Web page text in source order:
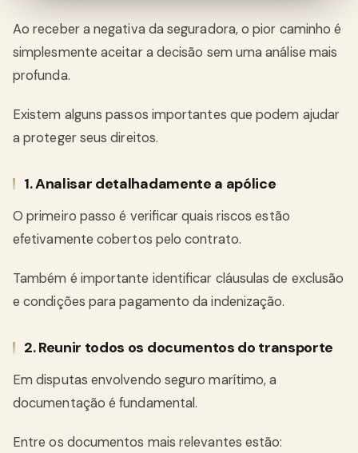
Ao receber a negativa da seguradora, o pior caminho é
simplesmente aceitar a decisão sem uma análise mais
profunda.
Existem alguns passos importantes que podem ajudar
a proteger seus direitos.
1. Analisar detalhadamente a apólice
O primeiro passo é verificar quais riscos estão
efetivamente cobertos pelo contrato.
Também é importante identificar cláusulas de exclusão
e condições para pagamento da indenização.
2. Reunir todos os documentos do transporte
Em disputas envolvendo seguro marítimo, a
documentação é fundamental.
Entre os documentos mais relevantes estão: